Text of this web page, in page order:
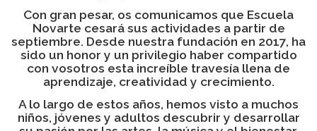
Con gran pesar, os comunicamos que Escuela
Novarte cesará sus actividades a partir de
septiembre. Desde nuestra fundación en 2017, ha
sido un honor y un privilegio haber compartido
con vosotros esta increíble travesía llena de
aprendizaje, creatividad y crecimiento.
A lo largo de estos años, hemos visto a muchos
niños, jóvenes y adultos descubrir y desarrollar